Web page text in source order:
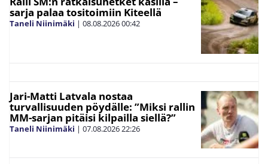
sarja palaa tositoimiin Kiteellä
Taneli Niinimäki | 08.08.202600:42
Jari-Matti Latvala nostaa
turvallisuuden pöydälle: ”Miksi rallin
MM-sarjan pitäisi kilpailla siellä?”
Taneli Niinimäki | 07.08.202622:26